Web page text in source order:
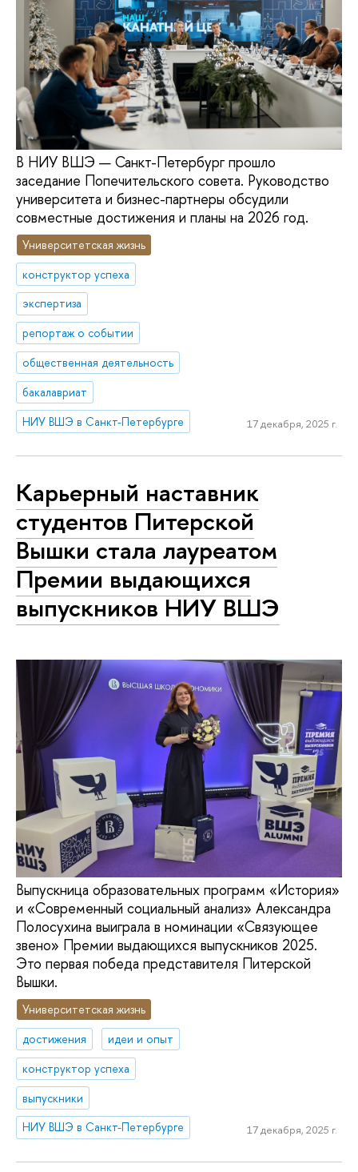
В НИУ ВШЭ — Санкт-Петербург прошло
заседание Попечительского совета. Руководство
университета и бизнес-партнеры обсудили
совместные достижения и планы на 2026 год.
Университетская жизнь
конструктор успеха
экспертиза
репортаж о событии
общественная деятельность
бакалавриат
НИУ ВШЭ в Санкт-Петербурге
17 декабря, 2025 г.
Карьерный наставник
студентов Питерской
Вышки стала лауреатом
Премии выдающихся
выпускников НИУ ВШЭ
Выпускница образовательных программ «История»
и «Современный социальный анализ» Александра
Полосухина выиграла в номинации «Связующее
звено» Премии выдающихся выпускников 2025.
Это первая победа представителя Питерской
Вышки.
Университетская жизнь
достижения
идеи и опыт
конструктор успеха
выпускники
НИУ ВШЭ в Санкт-Петербурге
17 декабря, 2025 г.